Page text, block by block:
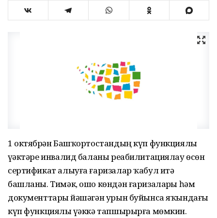
1 октябрҙән Башҡортостандың күп функциялы
үҙәктәре инвалид баланы реабилитациялау өсөн
сертификат алыуға ғаризалар ҡабул итә
башланы. Тимәк, ошо көндән ғаризаларҙы һәм
документтарҙы йәшәгән урын буйынса яҡындағы
күп функциялы үҙәккә тапшырырға мөмкин.